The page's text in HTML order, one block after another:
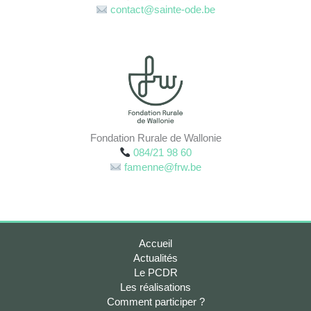
contact@sainte-ode.be
Fondation Rurale de Wallonie
084/21 98 60
famenne@frw.be
Accueil
Actualités
Le PCDR
Les réalisations
Comment participer ?